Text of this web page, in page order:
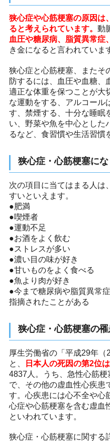
狭心症や心筋梗塞の原因は
ると考えられています。 動
血圧や糖尿病、脂質異常症
き金になると言われていま
狭心症と心筋梗塞、またそ
防するには、血圧や血糖、
適正な体重を保つことが大
な運動をする、アルコール
す、禁煙する、十分な睡眠
い、野菜や魚を中心とした
るなど、食習慣や生活習慣
狭心症・心筋梗塞に
次の項目に当てはまる人は
すいといえます。
●肥満
●喫煙者
●運動不足
●お酒をよく飲む
●ストレスが多い
●濃い目の味が好き
●甘いものをよく食べる
●魚より肉が好き
●今まで糖尿病や脂質異常
指摘されたことがある
狭心症・心筋梗塞の
厚生労働省の「平成29年
と、
日本人の死因の第2位
4837人。うち、急性心筋
で、その他の虚血性心疾患
す。心疾患には心不全や心
心症や心筋梗塞を含む虚血
といわれています。
狭心症・心筋梗塞に関する